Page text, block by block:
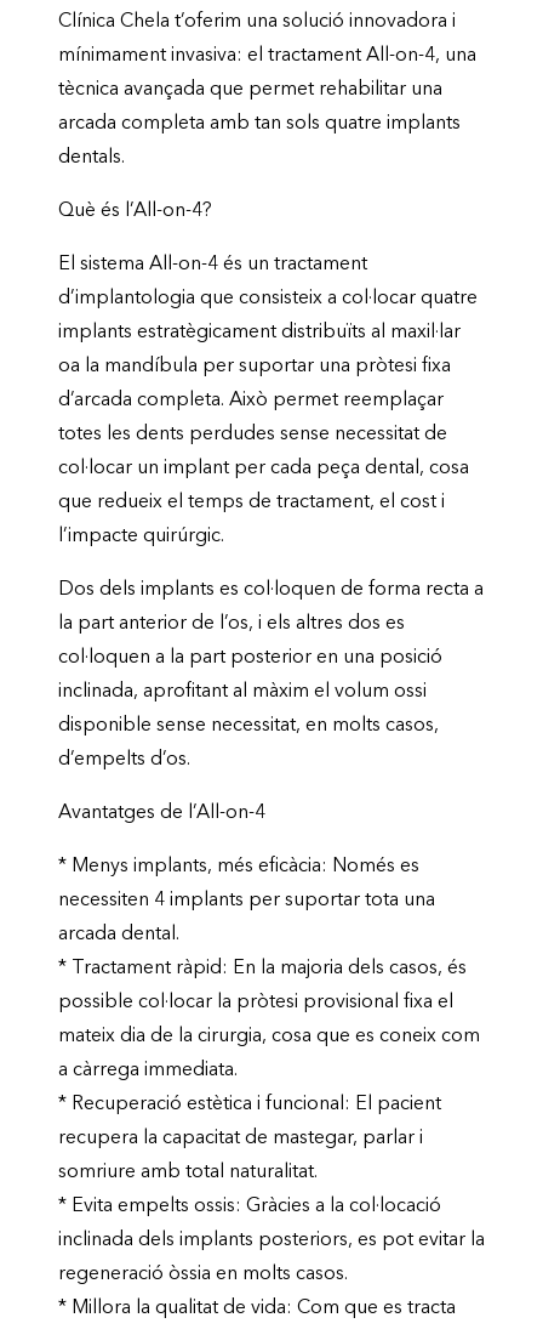
Clínica Chela t’oferim una solució innovadora i
mínimament invasiva: el tractament All-on-4, una
tècnica avançada que permet rehabilitar una
arcada completa amb tan sols quatre implants
dentals.
Què és l’All-on-4?
El sistema All-on-4 és un tractament
d’implantologia que consisteix a col·locar quatre
implants estratègicament distribuïts al maxil·lar
oa la mandíbula per suportar una pròtesi fixa
d’arcada completa. Això permet reemplaçar
totes les dents perdudes sense necessitat de
col·locar un implant per cada peça dental, cosa
que redueix el temps de tractament, el cost i
l’impacte quirúrgic.
Dos dels implants es col·loquen de forma recta a
la part anterior de l’os, i els altres dos es
col·loquen a la part posterior en una posició
inclinada, aprofitant al màxim el volum ossi
disponible sense necessitat, en molts casos,
d’empelts d’os.
Avantatges de l’All-on-4
* Menys implants, més eficàcia: Només es
necessiten 4 implants per suportar tota una
arcada dental.
* Tractament ràpid: En la majoria dels casos, és
possible col·locar la pròtesi provisional fixa el
mateix dia de la cirurgia, cosa que es coneix com
a càrrega immediata.
* Recuperació estètica i funcional: El pacient
recupera la capacitat de mastegar, parlar i
somriure amb total naturalitat.
* Evita empelts ossis: Gràcies a la col·locació
inclinada dels implants posteriors, es pot evitar la
regeneració òssia en molts casos.
* Millora la qualitat de vida: Com que es tracta